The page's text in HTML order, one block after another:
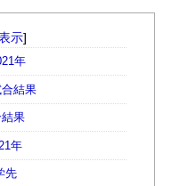
示]
年
結果
果
年
先